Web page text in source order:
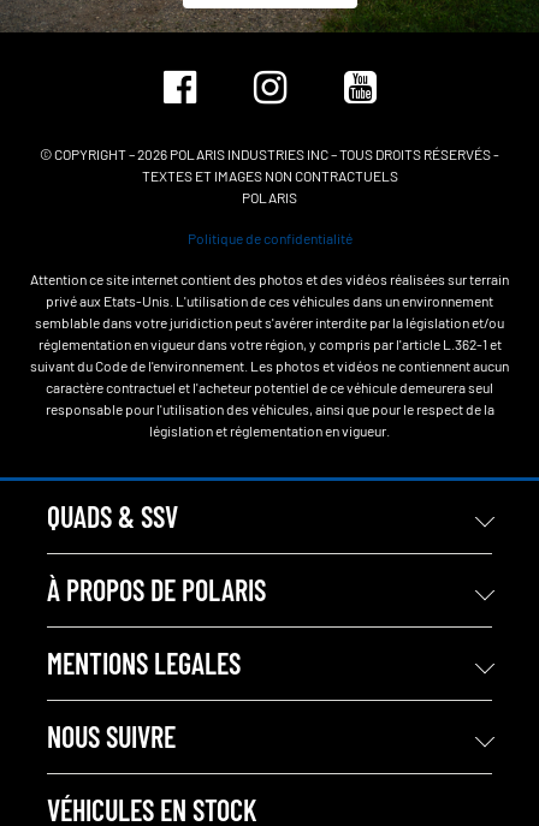
© COPYRIGHT – 2026 POLARIS INDUSTRIES INC – TOUS DROITS RÉSERVÉS -
TEXTES ET IMAGES NON CONTRACTUELS
POLARIS
Politique de confidentialité
Attention ce site internet contient des photos et des vidéos réalisées sur terrain
privé aux Etats-Unis. L'utilisation de ces véhicules dans un environnement
semblable dans votre juridiction peut s'avérer interdite par la législation et/ou
réglementation en vigueur dans votre région, y compris par l'article L.362-1 et
suivant du Code de l'environnement. Les photos et vidéos ne contiennent aucun
caractère contractuel et l'acheteur potentiel de ce véhicule demeurera seul
responsable pour l'utilisation des véhicules, ainsi que pour le respect de la
législation et réglementation en vigueur.
QUADS & SSV
À PROPOS DE POLARIS
MENTIONS LEGALES
NOUS SUIVRE
VÉHICULES EN STOCK